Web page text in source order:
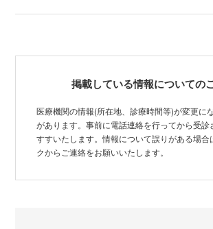
掲載している情報についての
医療機関の情報(所在地、診療時間等)が変更に
があります。事前に電話連絡を行ってから受診
すすいたします。情報について誤りがある場合
クからご連絡をお願いいたします。